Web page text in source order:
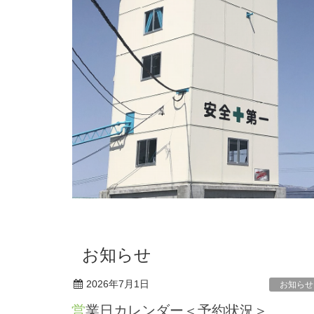
お知らせ
2026年7月1日 お知らせ
営業日カレンダー＜予約状況＞